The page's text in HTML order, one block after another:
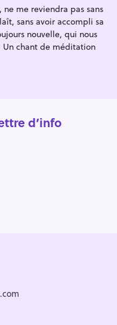
me reviendra pas sans
sans avoir accompli sa
nouvelle, qui nous
Un chant de méditation
d’info